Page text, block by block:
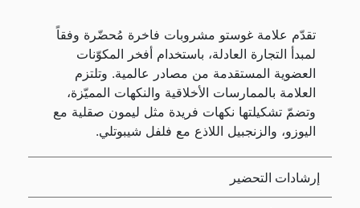
تقدّم علامة غوستو مشروبات فاخرة مُحضّرة وفقاً
لمبدأ التجارة العادلة، باستخدام أفخر المكوّنات
العضوية المستقدمة من مصادر عالمية. وتلتزم
العلامة بالممارسات الأخلاقية والنكهات المميّزة،
وتضمّ تشكيلتها نكهات فريدة مثل ليمون صقلية مع
اليوزو، والزنجبيل اللاذع مع فلفل شيبوتلي.
إرشادات التحضير